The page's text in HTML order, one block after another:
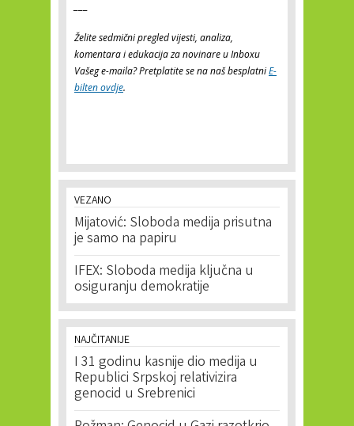
Želite sedmični pregled vijesti, analiza,
komentara i edukacija za novinare u Inboxu
Vašeg e-maila? Pretplatite se na naš besplatniE-
bilten ovdje.
VEZANO
Mijatović: Sloboda medija prisutna
je samo na papiru
IFEX: Sloboda medija ključna u
osiguranju demokratije
NAJČITANIJE
I 31 godinu kasnije dio medija u
Republici Srpskoj relativizira
genocid u Srebrenici